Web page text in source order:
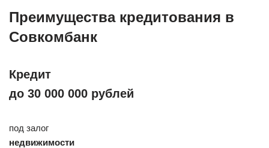
Преимущества кредитования в
Совкомбанк
Кредит
до 30 000 000 рублей
под залог
недвижимости